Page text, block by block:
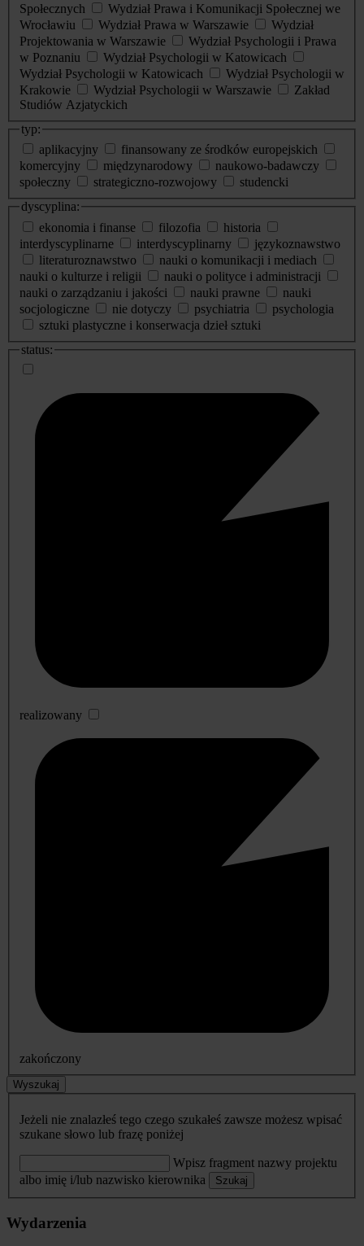
Społecznych
Wydział Prawa i Komunikacji Społecznej we
Wrocławiu
Wydział Prawa w Warszawie
Wydział
Projektowania w Warszawie
Wydział Psychologii i Prawa
w Poznaniu
Wydział Psychologii w Katowicach
Wydział Psychologii w Katowicach
Wydział Psychologii w
Krakowie
Wydział Psychologii w Warszawie
Zakład
Studiów Azjatyckich
typ:
aplikacyjny
finansowany ze środków europejskich
komercyjny
międzynarodowy
naukowo-badawczy
społeczny
strategiczno-rozwojowy
studencki
dyscyplina:
ekonomia i finanse
filozofia
historia
interdyscyplinarne
interdyscyplinarny
językoznawstwo
literaturoznawstwo
nauki o komunikacji i mediach
nauki o kulturze i religii
nauki o polityce i administracji
nauki o zarządzaniu i jakości
nauki prawne
nauki
socjologiczne
nie dotyczy psychiatria
psychologia
sztuki plastyczne i konserwacja dzieł sztuki
status:
realizowany
zakończony
Wyszukaj
Jeżeli nie znalazłeś tego czego szukałeś zawsze możesz wpisać
szukane słowo lub frazę poniżej
Wpisz fragment nazwy projektu
albo imię i/lub nazwisko kierownika
Szukaj
Wydarzenia